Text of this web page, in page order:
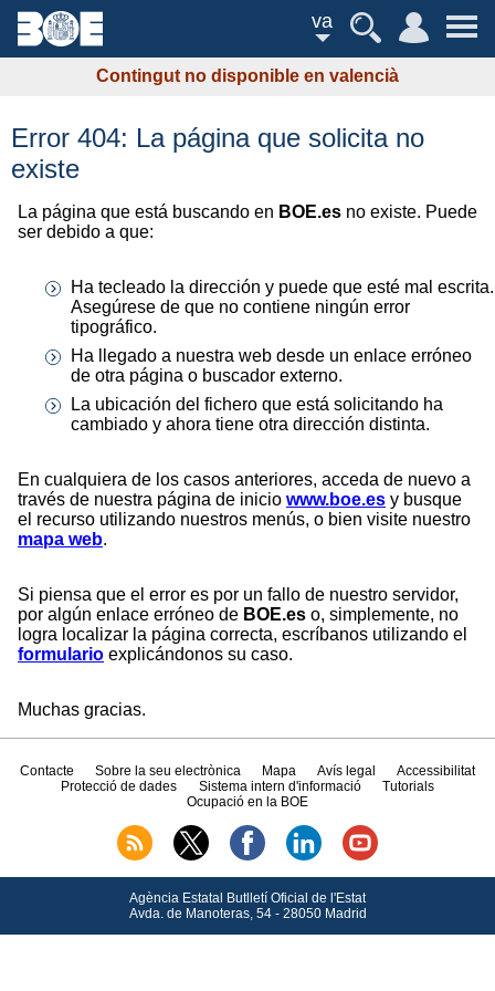
va
Contingut no disponible en valencià
Error 404: La página que solicita no
existe
La página que está buscando en BOE.es no existe. Puede
ser debido a que:
Ha tecleado la dirección y puede que esté mal escrita.
Asegúrese de que no contiene ningún error
tipográfico.
Ha llegado a nuestra web desde un enlace erróneo
de otra página o buscador externo.
La ubicación del fichero que está solicitando ha
cambiado y ahora tiene otra dirección distinta.
En cualquiera de los casos anteriores, acceda de nuevo a
través de nuestra página de inicio www.boe.es y busque
el recurso utilizando nuestros menús, o bien visite nuestro
mapa web.
Si piensa que el error es por un fallo de nuestro servidor,
por algún enlace erróneo de BOE.es o, simplemente, no
logra localizar la página correcta, escríbanos utilizando el
formulario explicándonos su caso.
Muchas gracias.
Contacte Sobre la seu electrònica Mapa Avís legal
Accessibilitat
Protecció de dades
Sistema intern d'informació
Tutorials
Ocupació en la BOE
Agència Estatal Butlletí Oficial de l'Estat
Avda.de Manoteras, 54 - 28050 Madrid